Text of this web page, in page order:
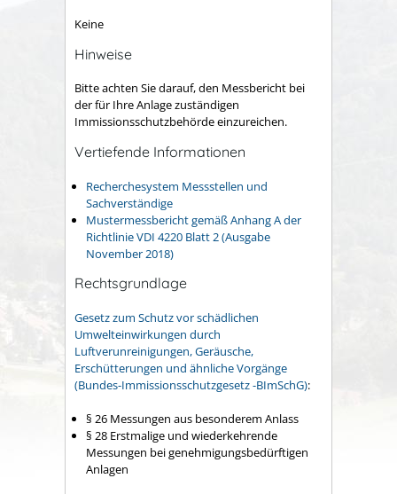
Keine
Hinweise
Bitte achten Sie darauf, den Messbericht bei
der für Ihre Anlage zuständigen
Immissionsschutzbehörde einzureichen.
Vertiefende Informationen
Recherchesystem Messstellen und
Sachverständige
Mustermessbericht gemäß Anhang A der
Richtlinie VDI 4220 Blatt 2 (Ausgabe
November 2018)
Rechtsgrundlage
Gesetz zum Schutz vor schädlichen
Umwelteinwirkungen durch
Luftverunreinigungen, Geräusche,
Erschütterungen und ähnliche Vorgänge
(Bundes-Immissionsschutzgesetz -BImSchG):
§ 26 Messungen aus besonderem Anlass
§ 28 Erstmalige und wiederkehrende
Messungen bei genehmigungsbedürftigen
Anlagen